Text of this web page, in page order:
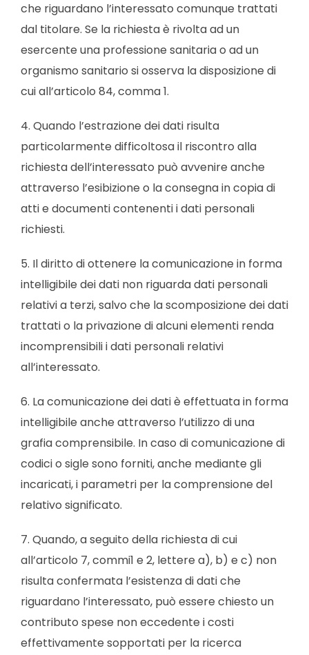
che riguardano l’interessato comunque trattati
dal titolare. Se la richiesta è rivolta ad un
esercente una professione sanitaria o ad un
organismo sanitario si osserva la disposizione di
cui all’articolo 84, comma 1.
4. Quando l’estrazione dei dati risulta
particolarmente difficoltosa il riscontro alla
richiesta dell’interessato può avvenire anche
attraverso l’esibizione o la consegna in copia di
atti e documenti contenenti i dati personali
richiesti.
5. Il diritto di ottenere la comunicazione in forma
intelligibile dei dati non riguarda dati personali
relativi a terzi, salvo che la scomposizione dei dati
trattati o la privazione di alcuni elementi renda
incomprensibili i dati personali relativi
all’interessato.
6. La comunicazione dei dati è effettuata in forma
intelligibile anche attraverso l’utilizzo di una
grafia comprensibile. In caso di comunicazione di
codici o sigle sono forniti, anche mediante gli
incaricati, i parametri per la comprensione del
relativo significato.
7. Quando, a seguito della richiesta di cui
all’articolo 7, commi1 e 2, lettere a), b) e c) non
risulta confermata l’esistenza di dati che
riguardano l’interessato, può essere chiesto un
contributo spese non eccedente i costi
effettivamente sopportati per la ricerca